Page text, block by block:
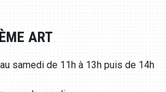
ART
samedi de 11h à 13h puis de 14h